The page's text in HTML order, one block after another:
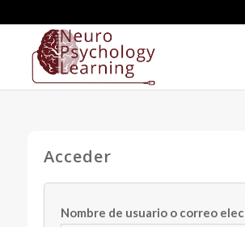
Acceder
Nombre de usuario o correo